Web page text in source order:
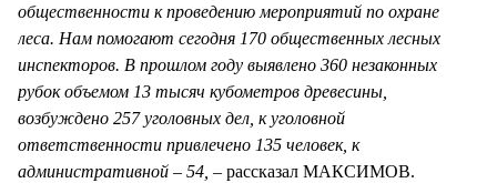
общественности к проведению мероприятий по охране
леса. Нам помогают сегодня 170 общественных лесных
инспекторов. В прошлом году выявлено 360 незаконных
рубок объемом 13 тысяч кубометров древесины,
возбуждено 257 уголовных дел, к уголовной
ответственности привлечено 135 человек, к
административной – 54, – рассказал МАКСИМОВ.